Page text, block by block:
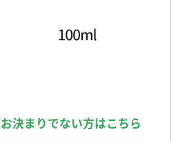
決まりでない方はこちら